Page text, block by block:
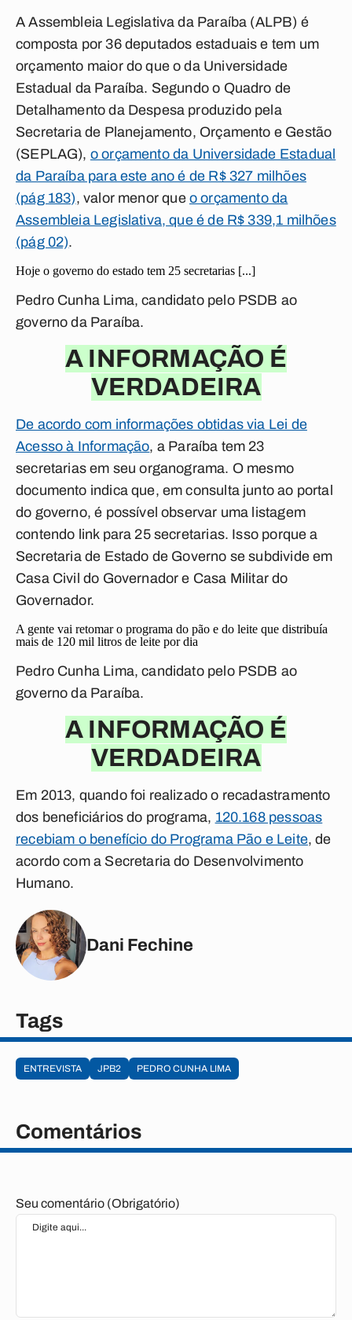
A Assembleia Legislativa da Paraíba (ALPB) é
composta por 36 deputados estaduais e tem um
orçamento maior do que o da Universidade
Estadual da Paraíba. Segundo o Quadro de
Detalhamento da Despesa produzido pela
Secretaria de Planejamento, Orçamento e Gestão
(SEPLAG), o orçamento da Universidade Estadual
da Paraíba para este ano é de R$ 327 milhões
(pág 183), valor menor que o orçamento da
Assembleia Legislativa, que é de R$ 339,1 milhões
(pág 02).
Hoje o governo do estado tem 25 secretarias [...]
Pedro Cunha Lima, candidato pelo PSDB ao
governo da Paraíba.
A INFORMAÇÃO É
VERDADEIRA
De acordo com informações obtidas via Lei de
Acesso à Informação, a Paraíba tem 23
secretarias em seu organograma. O mesmo
documento indica que, em consulta junto ao portal
do governo, é possível observar uma listagem
contendo link para 25 secretarias. Isso porque a
Secretaria de Estado de Governo se subdivide em
Casa Civil do Governador e Casa Militar do
Governador.
A gente vai retomar o programa do pão e do leite que distribuía
mais de 120 mil litros de leite por dia
Pedro Cunha Lima, candidato pelo PSDB ao
governo da Paraíba.
A INFORMAÇÃO É
VERDADEIRA
Em 2013, quando foi realizado o recadastramento
dos beneficiários do programa, 120.168 pessoas
recebiam o benefício do Programa Pão e Leite, de
acordo com a Secretaria do Desenvolvimento
Humano.
Dani Fechine
Tags
ENTREVISTA JPB2 PEDRO CUNHA LIMA
Comentários
Seu comentário (Obrigatório)